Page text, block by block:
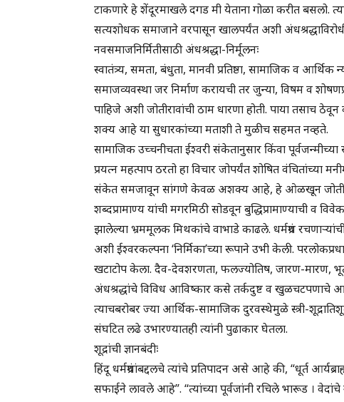
टाकणारे हे शेंदूरमाखले दगड मी येताना गोळा करीत बसलो.
सत्यशोधक समाजाने वरपासून खालपर्यंत अशी
नवसमाजनिर्मितीसाठी अंधश्रद्धा-निर्मूलनः
स्वातंत्र्य, समता, बंधुता, मानवी प्रतिष्ठा, सामाजिक व
समाजव्यवस्था जर निर्माण करायची तर जुन्या, विषम व
पाहिजे अशी जोतीरावांची ठाम धारणा होती. पाया तसाच
शक्य आहे या सुधारकांच्या मताशी ते मुळीच सहमत नव्हते.
सामाजिक उच्चनीचता ईश्वरी संकेतानुसार किंवा
प्रयत्न महत्पाप ठरतो हा विचार जोपर्यंत शोषित वंचितांच्या
संकेत समजावून सांगणे केवळ अशक्य आहे, हे ओळखून
शब्दप्रामाण्य यांची मगरमिठी सोडवून बुद्धिप्रामाण्याची व
झालेल्या भ्रममूलक मिथकांचे वाभाडे काढले. धर्मग्रंथ
अशी ईश्वरकल्पना ‘निर्मिका’च्या रूपाने उभी केली.
खटाटोप केला. दैव-देवशरणता, फलज्योतिष, जारण-मारण,
अंधश्रद्धांचे विविध आविष्कार कसे तर्कदुष्ट व खुळचटपणाचे
त्याचबरोबर ज्या आर्थिक-सामाजिक दुरवस्थेमुळे स्त्री-
संघटित लढे उभारण्यातही त्यांनी पुढाकार घेतला.
शूद्रांची ज्ञानबंदीः
हिंदू धर्मग्रंथांबद्दलचे त्यांचे प्रतिपादन असे आहे की, “धूर्त
सफाईने लावले आहे”. “त्यांच्या पूर्वजांनी रचिले भारूड । वेदांचे